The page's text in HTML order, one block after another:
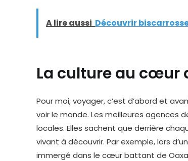
A lire aussi Découvrir
La culture au cœur
Pour moi, voyager, c’est d’abord et
voir le monde. Les meilleures agences
locales. Elles sachent que derrière
vivant à découvrir. Par exemple, lors
immergé dans le cœur battant de